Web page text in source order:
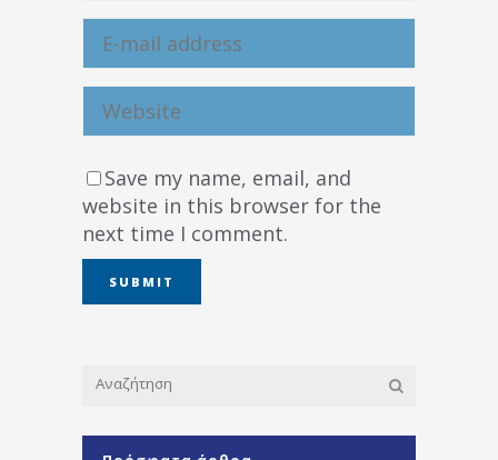
Save my name, email, and
website in this browser for the
next time I comment.